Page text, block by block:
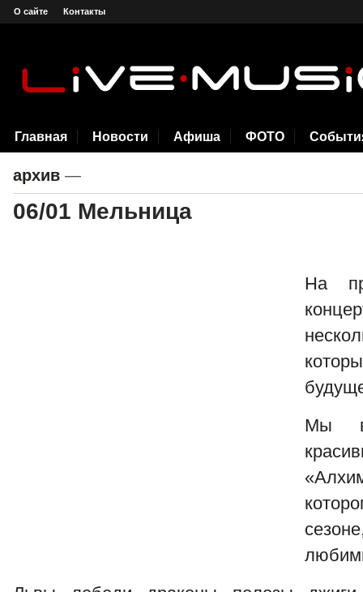
О сайте Контакты
Главная Новости Афиша ФОТО
архив —
06/01 Мельница
На
Мы